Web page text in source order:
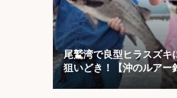
尾鷲湾で良型ヒラスズキ
狙いどき！【沖のルアー
選・三重】